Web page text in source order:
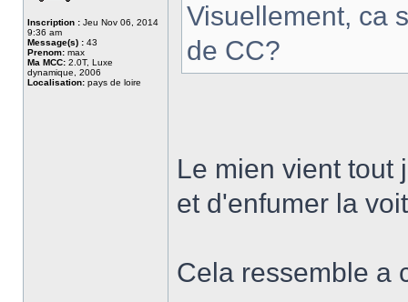
Inscription : Jeu Nov 06, 2014
9:36 am
Message(s) : 43
Prenom: max
Ma MCC: 2.0T, Luxe
dynamique, 2006
Localisation: pays de loire
Visuellement, ca
de CC?
Le mien vient tout
et d'enfumer la
Cela ressemble a